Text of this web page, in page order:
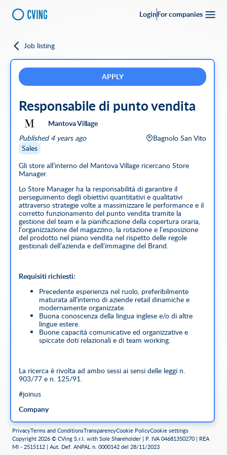
LoginFor companies
Full-time Full Remote CVing Referral
City
Go back
Job listing
APPLY
Responsabile di punto vendita
Mantova Village
Published 4 years ago
Bagnolo San Vito
Sales
Gli store all’interno del Mantova Village ricercano Store
Manager.
Lo Store Manager ha la responsabilità di garantire il
perseguimento degli obiettivi quantitativi e qualitativi
attraverso strategie volte a massimizzare le performance e il
corretto funzionamento del punto vendita tramite la
gestione del team e la pianificazione della copertura oraria,
l’organizzazione del magazzino, la rotazione e l’esposizione
del prodotto nel piano vendita nel rispetto delle regole
gestionali dell’azienda e dell’immagine del Brand.
Requisiti richiesti:
Precedente esperienza nel ruolo, preferibilmente
maturata all’interno di aziende retail dinamiche e
modernamente organizzate.
Buona conoscenza della lingua inglese e/o di altre
lingue estere.
Buone capacità comunicative ed organizzative e
spiccate doti relazionali e di team working.
La ricerca è rivolta ad ambo sessi ai sensi delle leggi n.
903/77 e n. 125/91.
#joinus
Company
-
PrivacyTerms and ConditionsTransparencyCookie PolicyCookie settings
Copyright 2026 © CVing S.r.l. with Sole Shareholder | P. IVA 04681350270 | REA
MI - 2515112 | Aut. Def. ANPAL n. 0000142 del 28/11/2023